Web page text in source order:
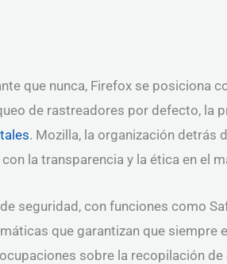
que nunca, Firefox se posiciona
de rastreadores por defecto, la
. Mozilla, la organización detrás
la transparencia y la ética en el
seguridad, con funciones como
que garantizan que siempre
sobre la recopilación